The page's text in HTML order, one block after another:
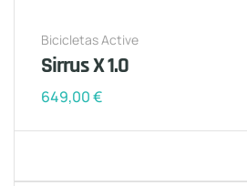
Bicicletas Active
Sirrus X 1.0
649,00€